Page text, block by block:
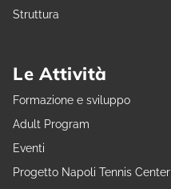
Struttura
Le Attività
Formazione e sviluppo
Adult Program
Eventi
Progetto Napoli Tennis Center